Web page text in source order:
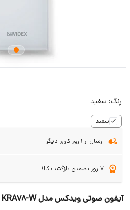
رنگ: سفید
سفید
ارسال از 1 روز کاری دیگر
7 روز تضمین بازگشت کالا
آیفون صوتی ویدکس مدل KRA78-W